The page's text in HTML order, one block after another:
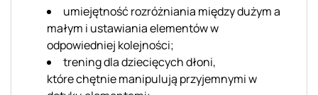
umiejętność rozróżniania między dużym a
małym i ustawiania elementów w
odpowiedniej kolejności;
trening dla dziecięcych dłoni,
które chętnie manipulują przyjemnymi w